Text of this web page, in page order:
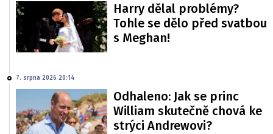
Harry dělal problémy?
Tohle se dělo před svatbou
s Meghan!
7. srpna 2026 20:14
Odhaleno: Jak se princ
William skutečně chová ke
strýci Andrewovi?